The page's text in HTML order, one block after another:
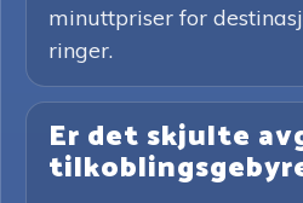
minuttpriser for
ringer.
Er det skjulte